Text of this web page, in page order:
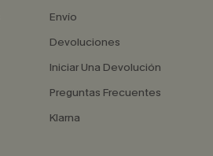
Envío
Devoluciones
Iniciar Una Devolución
Preguntas Frecuentes
Klarna